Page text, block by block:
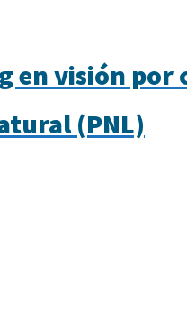
en visión
(PNL)